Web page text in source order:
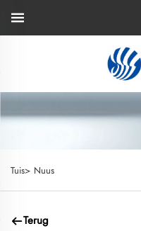
Tuis> Nuus
Terug